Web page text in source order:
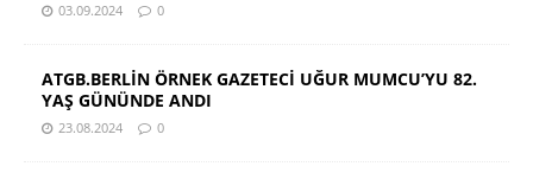
03.09.2024 0
ATGB.BERLİN ÖRNEK GAZETECİ UĞUR MUMCU’YU 82.
YAŞ GÜNÜNDE ANDI
23.08.2024 0